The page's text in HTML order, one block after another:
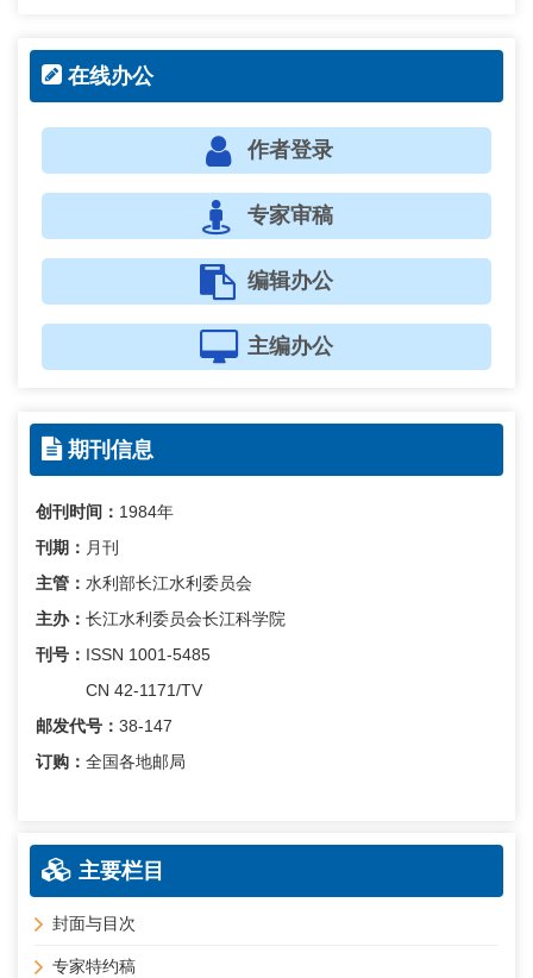
在线办公
作者登录
专家审稿
编辑办公
主编办公
期刊信息
创刊时间： 1984年
刊期： 月刊
主管： 水利部长江水利委员会
主办： 长江水利委员会长江科学院
刊号： ISSN 1001-5485
CN 42-1171/TV
邮发代号： 38-147
订购： 全国各地邮局
主要栏目
封面与目次
专家特约稿